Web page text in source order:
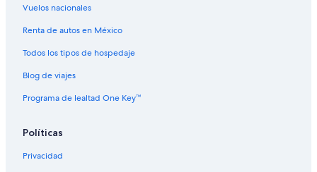
Hoteles con bar en Laconia
Hoteles en Laconia
Vuelos nacionales
Renta de autos en México
Todos los tipos de hospedaje
Blog de viajes
Programa de lealtad One Key™
Políticas
Privacidad